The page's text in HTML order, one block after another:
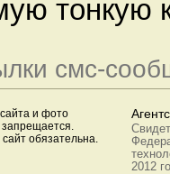
тонкую
смс-
и фото
обязательна.
2012